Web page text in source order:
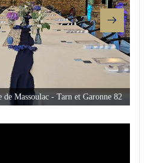
de Massoulac - Tarn et Garonne 82